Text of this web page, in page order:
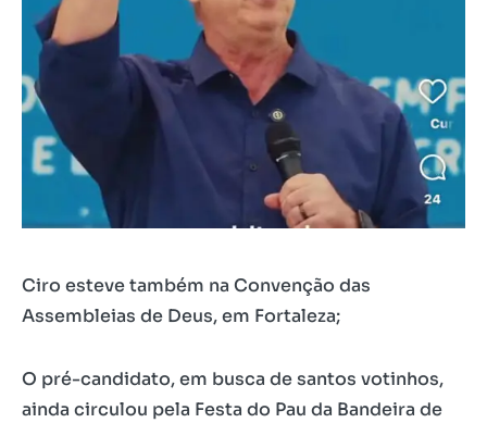
Ciro esteve também na Convenção das
Assembleias de Deus, em Fortaleza;
O pré-candidato, em busca de santos votinhos,
ainda circulou pela Festa do Pau da Bandeira de